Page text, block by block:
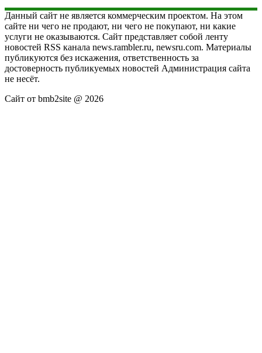
Данный сайт не является коммерческим проектом. На этом
сайте ни чего не продают, ни чего не покупают, ни какие
услуги не оказываются. Сайт представляет собой ленту
новостей RSS канала news.rambler.ru, newsru.com. Материалы
публикуются без искажения, ответственность за
достоверность публикуемых новостей Администрация сайта
не несёт.
Сайт от bmb2site @ 2026